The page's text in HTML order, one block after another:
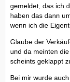
gemeldet, das ich
haben das dann
wenn ich die
Glaube der
und da meinten
scheints geklappt
Bei mir wurde